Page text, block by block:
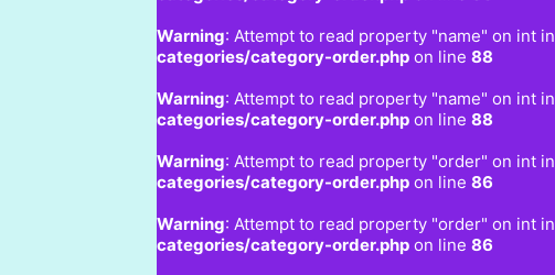
Warning: Attempt to read property "name" on int in
categories/category-order.php on line 88
Warning: Attempt to read property "name" on int in
categories/category-order.php on line 88
Warning: Attempt to read property "order" on int in
categories/category-order.php on line 86
Warning: Attempt to read property "order" on int in
categories/category-order.php on line 86